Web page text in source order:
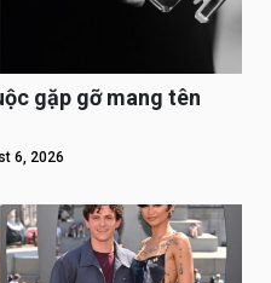
gặp gỡ mang tên
6, 2026